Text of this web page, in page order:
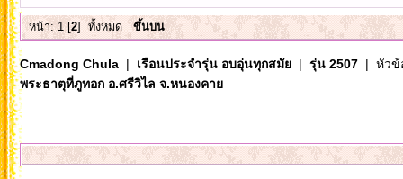
หน้า:1[2]ทั้งหมด ขึ้นบน
Cmadong Chula| เรือนประจำรุ่น อบอุ่นทุกสมัย| รุ่น 2507| หัวข้
พระธาตุที่ภูทอก อ.ศรีวิไล จ.หนองคาย